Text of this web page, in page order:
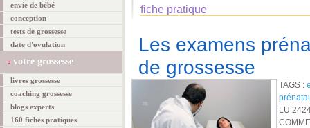
envie de bébé
conception
tests de grossesse
date d'ovulation
votre grossesse
livres grossesse
coaching grossesse
blogs experts
160 fiches pratiques
fiche pratique
Les examens
de grossesse
TAGS :
LU